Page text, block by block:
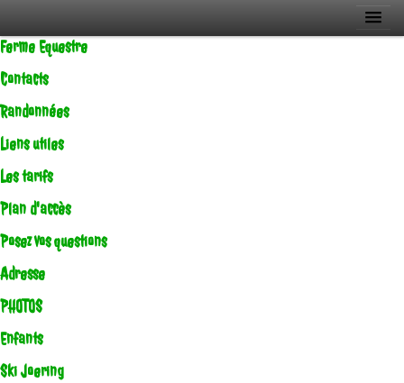
Ferme Equestre
Contacts
Randonnées
Liens utiles
Les tarifs
Plan d'accès
Posez vos questions
Adresse
PHOTOS
Enfants
Ski Joering